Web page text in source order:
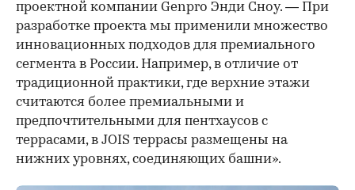
проектной компании Genpro Энди Сноу. — При
разработке проекта мы применили множество
инновационных подходов для премиального
сегмента в России. Например, в отличие от
традиционной практики, где верхние этажи
считаются более премиальными и
предпочтительными для пентхаусов с
террасами, в JOIS террасы размещены на
нижних уровнях, соединяющих башни».